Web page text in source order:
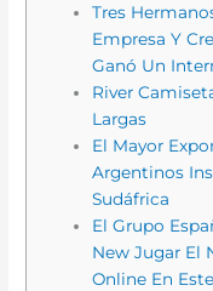
Tres
Empresa Y
Ganó Un
River
Largas
El Mayor
Argentinos
Sudáfrica
El Grupo
New Jugar El
Online En